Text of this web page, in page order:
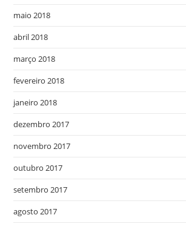
maio 2018
abril 2018
março 2018
fevereiro 2018
janeiro 2018
dezembro 2017
novembro 2017
outubro 2017
setembro 2017
agosto 2017